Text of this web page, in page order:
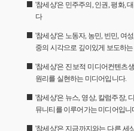
'참세상'은 민주주의, 인권, 평화,
다
'참세상'은 노동자, 농민, 빈민, 여
중의 시각으로 깊이있게 보도하
'참세상'은 진보적 미디어컨텐츠
원리를 실현하는 미디어입니다.
'참세상'은 뉴스, 영상, 칼럼주장,
뮤니티를 이루어가는 미디어입니
'참세상'은 지금까지와는 다른 세